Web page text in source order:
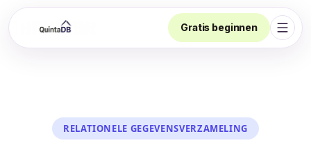
Gratis beginnen
RELATIONELE GEGEVENSVERZAMELING